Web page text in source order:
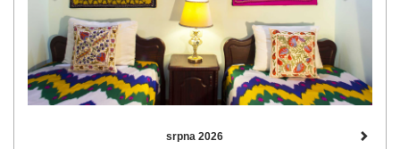
srpna 2026